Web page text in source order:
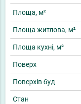
Площа, м²
Площа житлова, м²
Площа кухні, м²
Поверх
Поверхів буд
Стан